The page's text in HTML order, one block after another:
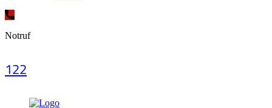
Notruf
122